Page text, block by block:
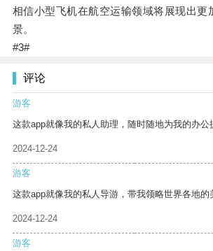
相信小型飞机在航空运输领域将展现出更
景。
#3#
评论
游客
这款app就像我的私人助理，随时随地为我的办公
2024-12-24
游客
这款app就像我的私人导游，带我领略世界各地的
2024-12-24
游客